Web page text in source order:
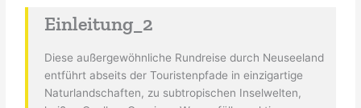
Einleitung_2
Diese außergewöhnliche Rundreise durch Neuseeland
entführt abseits der Touristenpfade in einzigartige
Naturlandschaften, zu subtropischen Inselwelten,